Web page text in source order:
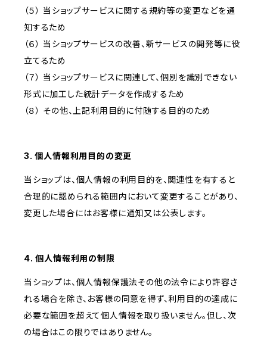
（５） 当ショップサービスに関する規約等の変更などを通
知するため
（６） 当ショップサービスの改善、新サービスの開発等に役
立てるため
（７） 当ショップサービスに関連して、個別を識別できない
形式に加工した統計データを作成するため
（８） その他、上記利用目的に付随する目的のため
3. 個人情報利用目的の変更
当ショップは、個人情報の利用目的を、関連性を有すると
合理的に認められる範囲内において変更することがあり、
変更した場合にはお客様に通知又は公表します。
4. 個人情報利用の制限
当ショップは、個人情報保護法その他の法令により許容さ
れる場合を除き、お客様の同意を得ず、利用目的の達成に
必要な範囲を超えて個人情報を取り扱いません。但し、次
の場合はこの限りではありません。